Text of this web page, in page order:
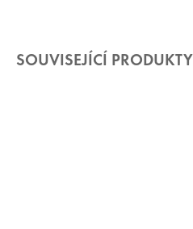
SOUVISEJÍCÍ PRODUKTY